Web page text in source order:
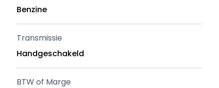
Benzine
Transmissie
Handgeschakeld
BTW of Marge